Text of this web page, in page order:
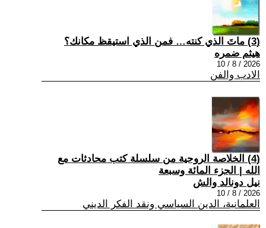
(3) ماتَ الذي كنته… فمن الذي استيقظ مكانك؟
هيثم ضمره
2026 / 8 / 10
الادب والفن
(4) الخلاصة الروحية من سلسلة كتب محادثات مع
الله | الجزء المائة وسبعة
نيل دونالد والش
2026 / 8 / 10
العلمانية، الدين السياسي ونقد الفكر الديني